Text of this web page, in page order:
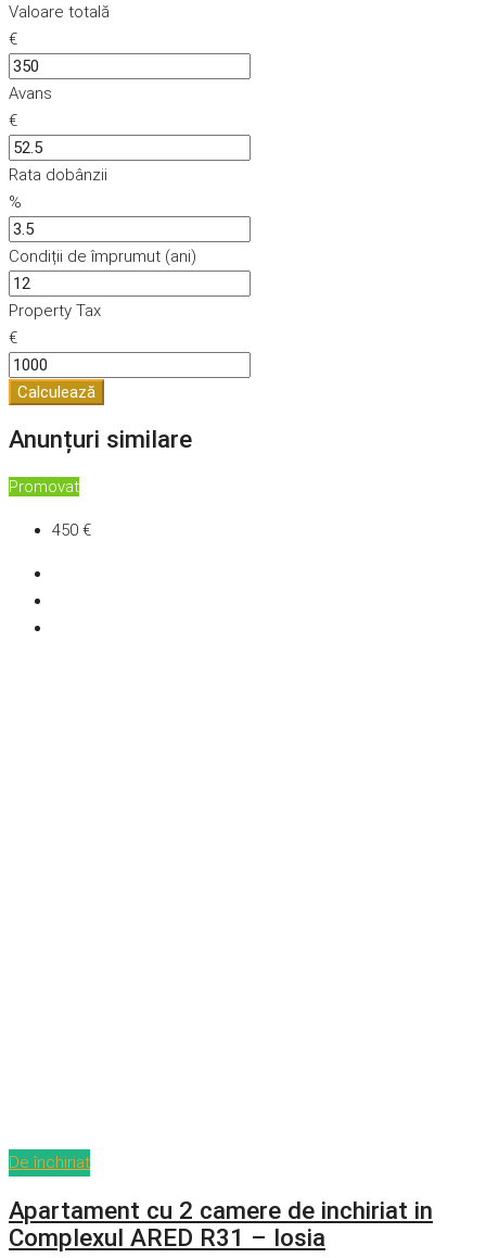
Valoare totală
€
Avans
€
Rata dobânzii
%
Condiții de împrumut (ani)
Property Tax
€
Calculează
Anunțuri similare
Promovat
450 €
De închiriat
Apartament cu 2 camere de inchiriat in
Complexul ARED R31 – Iosia